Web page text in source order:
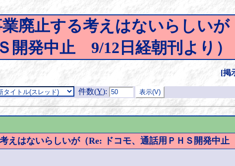
廃止する考えはないらしいが
開発中止 9/12日経朝刊より）
[掲
件数(Y):
えはないらしいが（Re: ドコモ、通話用ＰＨＳ開発中止